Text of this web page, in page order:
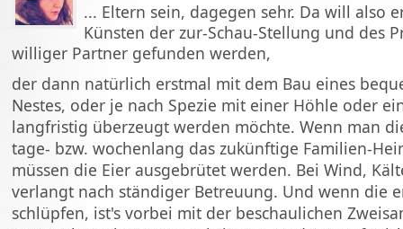
... Eltern sein, dagegen sehr. Da will also
Künsten der zur-Schau-Stellung und des
williger Partner gefunden werden,
der dann natürlich erstmal mit dem Bau eines
Nestes, oder je nach Spezie mit einer Höhle oder
langfristig überzeugt werden möchte. Wenn man
tage- bzw. wochenlang das zukünftige Familien-
müssen die Eier ausgebrütet werden. Bei Wind,
verlangt nach ständiger Betreuung. Und wenn die
schlüpfen, ist's vorbei mit der beschaulichen